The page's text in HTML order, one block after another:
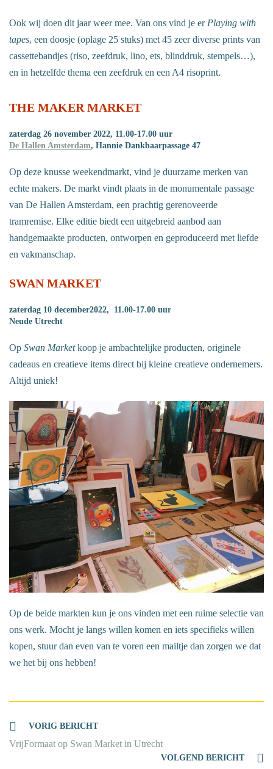
Ook wij doen dit jaar weer mee. Van ons vind je er Playing with
tapes, een doosje (oplage 25 stuks) met 45 zeer diverse prints van
cassettebandjes (riso, zeefdruk, lino, ets, blinddruk, stempels…),
en in hetzelfde thema een zeefdruk en een A4 risoprint.
THE MAKER MARKET
zaterdag 26 november 2022, 11.00-17.00 uur
De Hallen Amsterdam, Hannie Dankbaarpassage 47
Op deze knusse weekendmarkt, vind je duurzame merken van
echte makers. De markt vindt plaats in de monumentale passage
van De Hallen Amsterdam, een prachtig gerenoveerde
tramremise. Elke editie biedt een uitgebreid aanbod aan
handgemaakte producten, ontworpen en geproduceerd met liefde
en vakmanschap.
SWAN MARKET
zaterdag 10 december2022, 11.00-17.00 uur
Neude Utrecht
Op Swan Marketkoop je ambachtelijke producten, originele
cadeaus en creatieve items direct bij kleine creatieve ondernemers.
Altijd uniek!
Op de beide markten kun je ons vinden met een ruime selectie van
ons werk. Mocht je langs willen komen en iets specifieks willen
kopen, stuur dan even van te voren een mailtje dan zorgen we dat
we het bij ons hebben!
Lees
artikelen
VORIG BERICHT
VrijFormaat op Swan Market in Utrecht
VOLGEND BERICHT